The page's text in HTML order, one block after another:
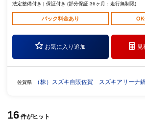
法定整備付き | 保証付き (部分保証 36ヶ月：走行無制限)
パック料金あり OK
お気に入り追加 見
佐賀県 （株）スズキ自販佐賀 スズキアリーナ
16 件がヒット